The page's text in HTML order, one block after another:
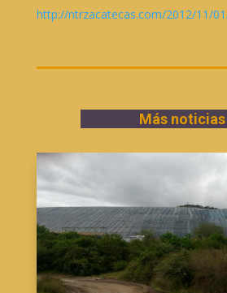
http://ntrzacatecas.com/2012/11/
Más noticias